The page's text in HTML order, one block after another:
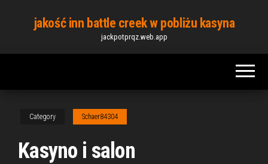
content
jakość inn battle creek w pobliżu kasyna
jackpotprqz.web.app
Category Schaer84304
Kasyno i salon